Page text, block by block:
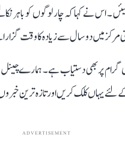
اس نے کہا کہ چار لوگوں کو باہر
مرکز میں دو سال سے زیادہ کا وقت
گرام پر بھی دستیاب ہے۔ ہمارے
لئے یہاں کلک کریں اور تازہ ترین
ADVERTISEMENT